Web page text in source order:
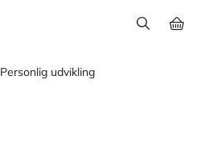
Personlig udvikling